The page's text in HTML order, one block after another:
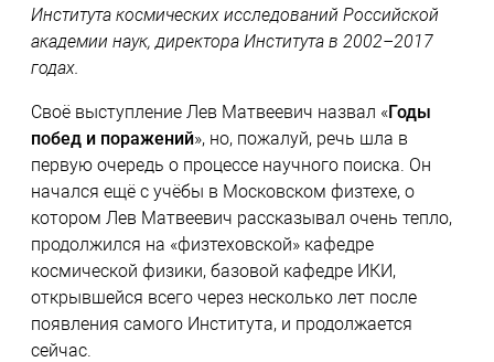
Института космических исследований Российской
академии наук, директора Института в 2002–2017
годах.
Своё выступление Лев Матвеевич назвал «Годы
побед и поражений», но, пожалуй, речь шла в
первую очередь о процессе научного поиска. Он
начался ещё с учёбы в Московском физтехе, о
котором Лев Матвеевич рассказывал очень тепло,
продолжился на «физтеховской» кафедре
космической физики, базовой кафедре ИКИ,
открывшейся всего через несколько лет после
появления самого Института, и продолжается
сейчас.